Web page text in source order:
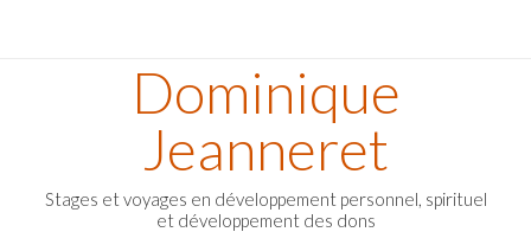
Dominique
Jeanneret
Stages et voyages en développement personnel, spirituel
et développement des dons